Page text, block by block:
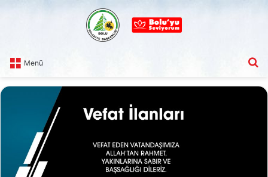
Menü